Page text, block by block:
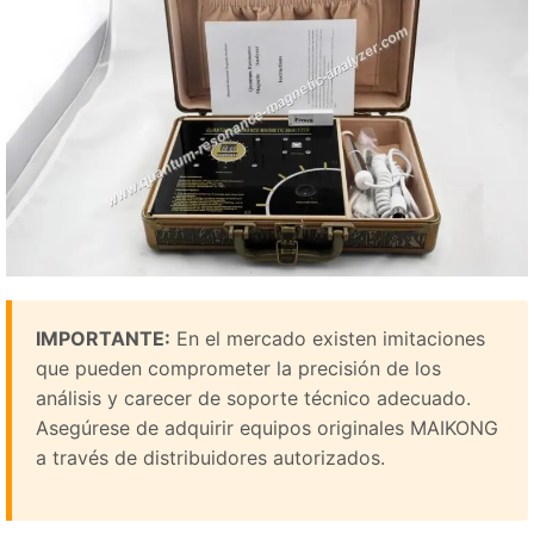
IMPORTANTE: En el mercado existen imitaciones
que pueden comprometer la precisión de los
análisis y carecer de soporte técnico adecuado.
Asegúrese de adquirir equipos originales MAIKONG
a través de distribuidores autorizados.